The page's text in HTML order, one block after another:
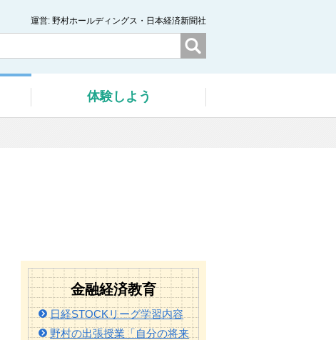
運営 野村ホールディングス・日本経済新聞社
体験しよう
金融経済教育
日経STOCKリーグ学習内容
野村の出張授業「自分の将来